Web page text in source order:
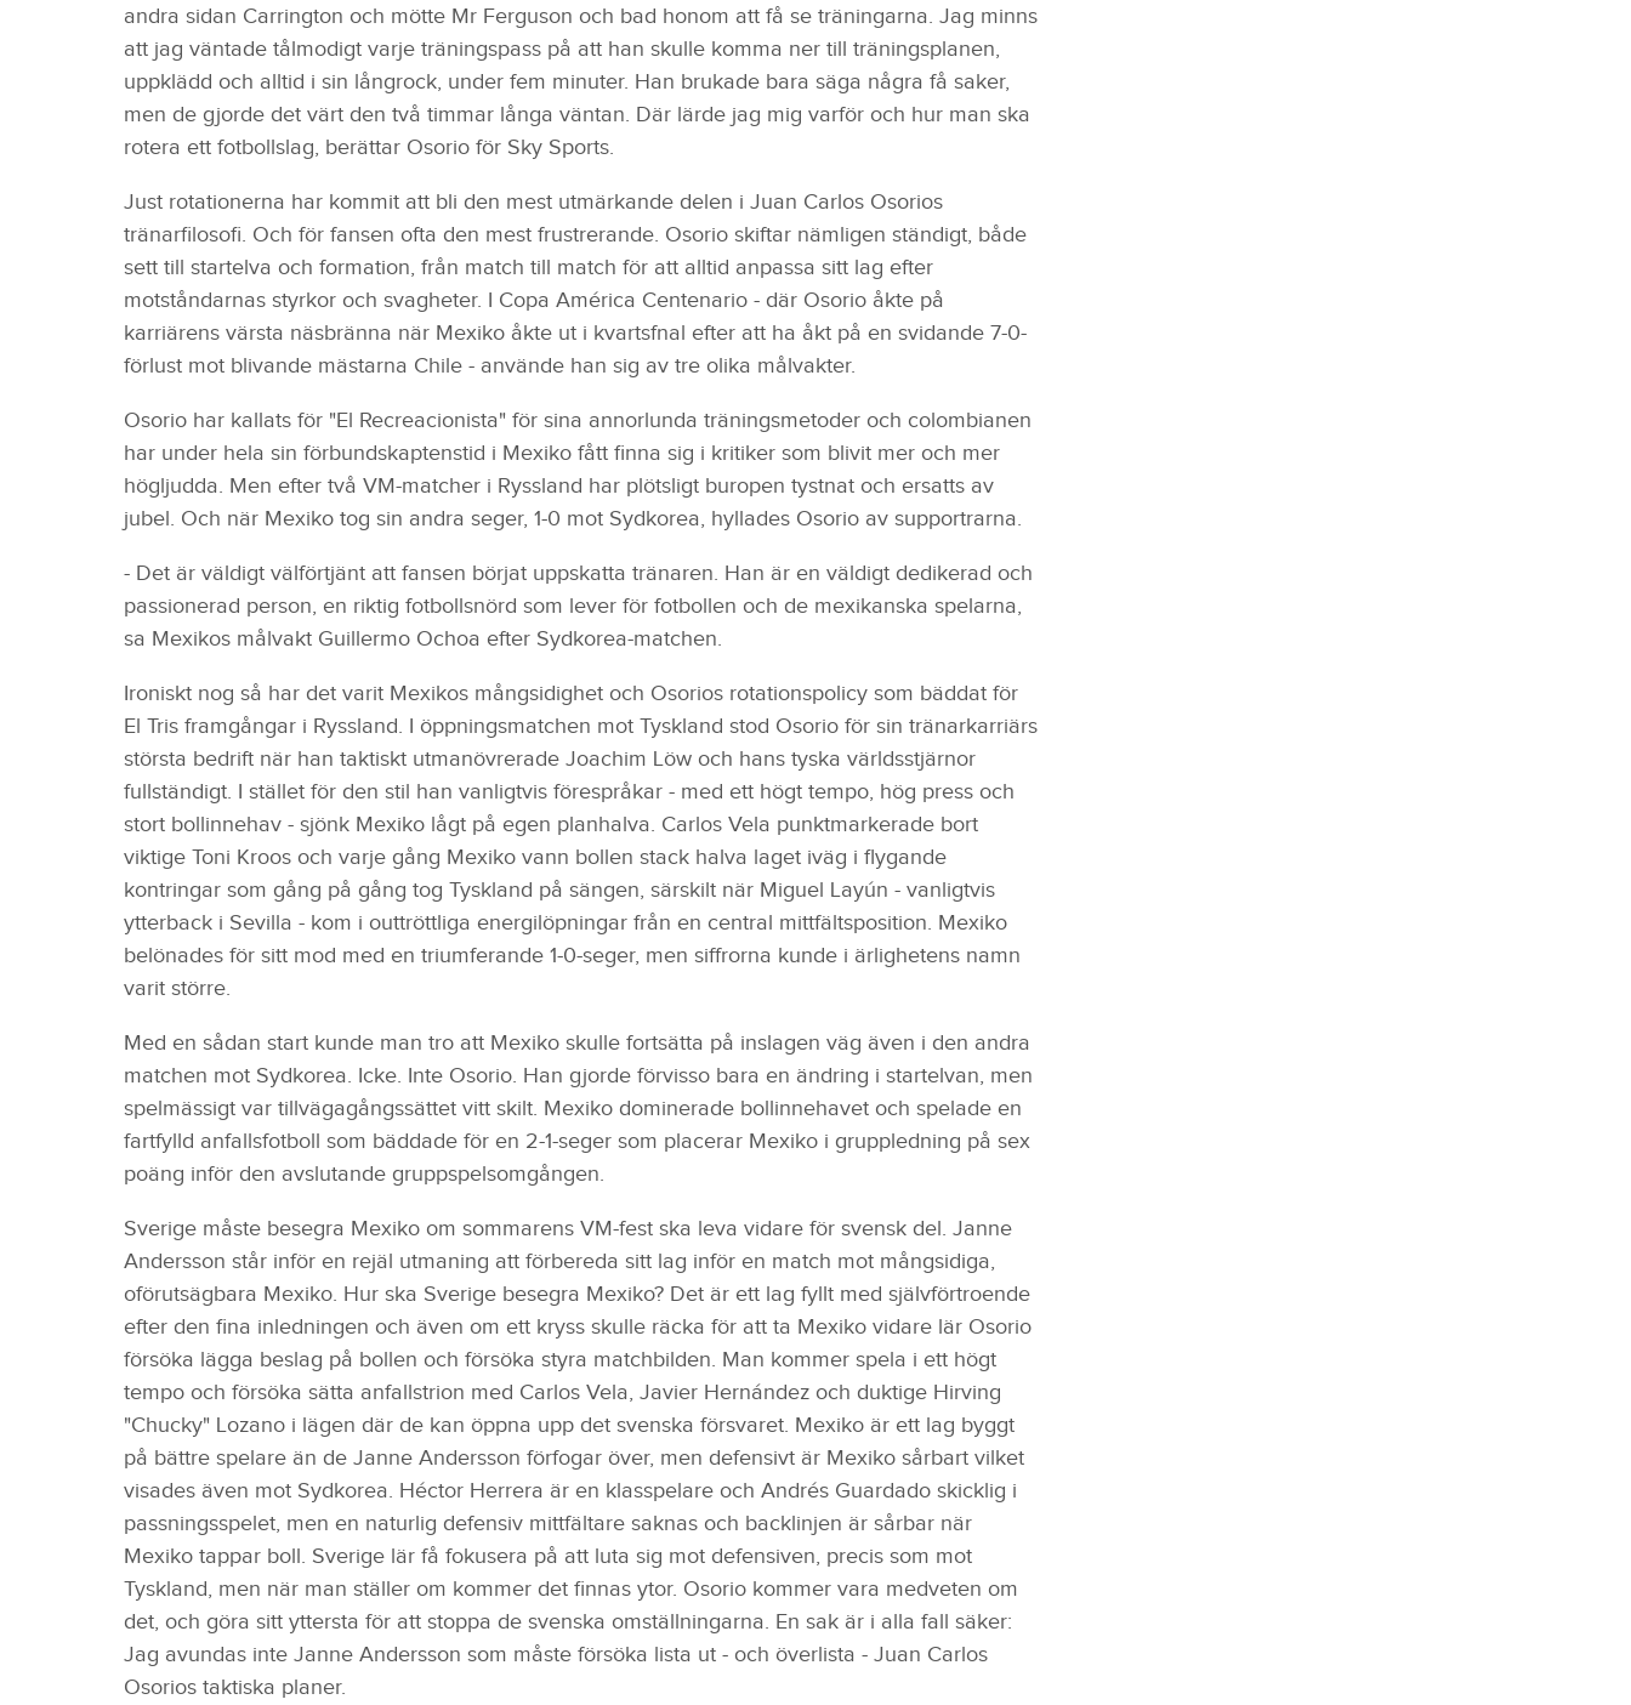
andra sidan Carrington och mötte Mr Ferguson och bad honom att få se träningarna. Jag minns
att jag väntade tålmodigt varje träningspass på att han skulle komma ner till träningsplanen,
uppklädd och alltid i sin långrock, under fem minuter. Han brukade bara säga några få saker,
men de gjorde det värt den två timmar långa väntan. Där lärde jag mig varför och hur man ska
rotera ett fotbollslag, berättar Osorio för Sky Sports.
Just rotationerna har kommit att bli den mest utmärkande delen i Juan Carlos Osorios
tränarfilosofi. Och för fansen ofta den mest frustrerande. Osorio skiftar nämligen ständigt, både
sett till startelva och formation, från match till match för att alltid anpassa sitt lag efter
motståndarnas styrkor och svagheter. I Copa América Centenario - där Osorio åkte på
karriärens värsta näsbränna när Mexiko åkte ut i kvartsfnal efter att ha åkt på en svidande 7-0-
förlust mot blivande mästarna Chile - använde han sig av tre olika målvakter.
Osorio har kallats för "El Recreacionista" för sina annorlunda träningsmetoder och colombianen
har under hela sin förbundskaptenstid i Mexiko fått finna sig i kritiker som blivit mer och mer
högljudda. Men efter två VM-matcher i Ryssland har plötsligt buropen tystnat och ersatts av
jubel. Och när Mexiko tog sin andra seger, 1-0 mot Sydkorea, hyllades Osorio av supportrarna.
- Det är väldigt välförtjänt att fansen börjat uppskatta tränaren. Han är en väldigt dedikerad och
passionerad person, en riktig fotbollsnörd som lever för fotbollen och de mexikanska spelarna,
sa Mexikos målvakt Guillermo Ochoa efter Sydkorea-matchen.
Ironiskt nog så har det varit Mexikos mångsidighet och Osorios rotationspolicy som bäddat för
El Tris framgångar i Ryssland. I öppningsmatchen mot Tyskland stod Osorio för sin tränarkarriärs
största bedrift när han taktiskt utmanövrerade Joachim Löw och hans tyska världsstjärnor
fullständigt. I stället för den stil han vanligtvis förespråkar - med ett högt tempo, hög press och
stort bollinnehav - sjönk Mexiko lågt på egen planhalva. Carlos Vela punktmarkerade bort
viktige Toni Kroos och varje gång Mexiko vann bollen stack halva laget iväg i flygande
kontringar som gång på gång tog Tyskland på sängen, särskilt när Miguel Layún - vanligtvis
ytterback i Sevilla - kom i outtröttliga energilöpningar från en central mittfältsposition. Mexiko
belönades för sitt mod med en triumferande 1-0-seger, men siffrorna kunde i ärlighetens namn
varit större.
Med en sådan start kunde man tro att Mexiko skulle fortsätta på inslagen väg även i den andra
matchen mot Sydkorea. Icke. Inte Osorio. Han gjorde förvisso bara en ändring i startelvan, men
spelmässigt var tillvägagångssättet vitt skilt. Mexiko dominerade bollinnehavet och spelade en
fartfylld anfallsfotboll som bäddade för en 2-1-seger som placerar Mexiko i gruppledning på sex
poäng inför den avslutande gruppspelsomgången.
Sverige måste besegra Mexiko om sommarens VM-fest ska leva vidare för svensk del. Janne
Andersson står inför en rejäl utmaning att förbereda sitt lag inför en match mot mångsidiga,
oförutsägbara Mexiko. Hur ska Sverige besegra Mexiko? Det är ett lag fyllt med självförtroende
efter den fina inledningen och även om ett kryss skulle räcka för att ta Mexiko vidare lär Osorio
försöka lägga beslag på bollen och försöka styra matchbilden. Man kommer spela i ett högt
tempo och försöka sätta anfallstrion med Carlos Vela, Javier Hernández och duktige Hirving
"Chucky" Lozano i lägen där de kan öppna upp det svenska försvaret. Mexiko är ett lag byggt
på bättre spelare än de Janne Andersson förfogar över, men defensivt är Mexiko sårbart vilket
visades även mot Sydkorea. Héctor Herrera är en klasspelare och Andrés Guardado skicklig i
passningsspelet, men en naturlig defensiv mittfältare saknas och backlinjen är sårbar när
Mexiko tappar boll. Sverige lär få fokusera på att luta sig mot defensiven, precis som mot
Tyskland, men när man ställer om kommer det finnas ytor. Osorio kommer vara medveten om
det, och göra sitt yttersta för att stoppa de svenska omställningarna. En sak är i alla fall säker:
Jag avundas inte Janne Andersson som måste försöka lista ut - och överlista - Juan Carlos
Osorios taktiska planer.